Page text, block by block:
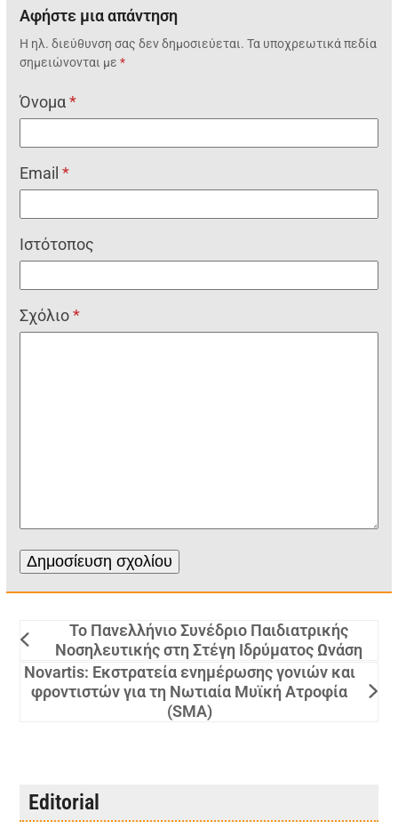
Αφήστε μια απάντηση
Η ηλ. διεύθυνση σας δεν δημοσιεύεται. Τα υποχρεωτικά πεδία
σημειώνονται με*
Όνομα*
Email*
Ιστότοπος
Σχόλιο*
Το Πανελλήνιο Συνέδριο Παιδιατρικής
Νοσηλευτικής στη Στέγη Ιδρύματος Ωνάση
Novartis: Εκστρατεία ενημέρωσης γονιών και
φροντιστών για τη Νωτιαία Μυϊκή Ατροφία
(SMA)
Editorial